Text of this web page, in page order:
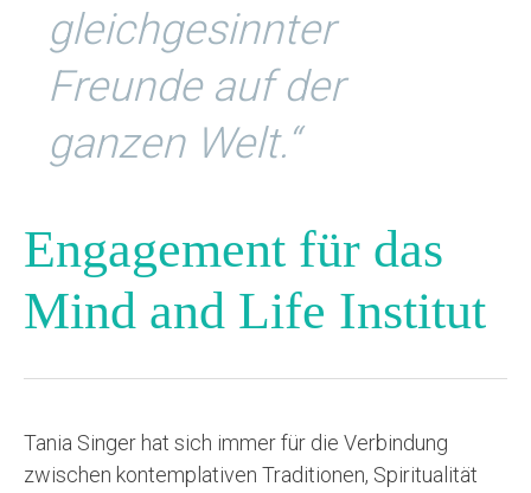
gleichgesinnter
Freunde auf der
ganzen Welt.“
Engagement für das
Mind and Life Institut
Tania Singer hat sich immer für die Verbindung
zwischen kontemplativen Traditionen, Spiritualität